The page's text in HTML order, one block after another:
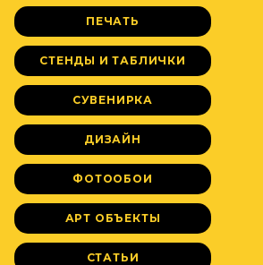
ПЕЧАТЬ
СТЕНДЫ И ТАБЛИЧКИ
СУВЕНИРКА
ДИЗАЙН
ФОТООБОИ
АРТ ОБЪЕКТЫ
СТАТЬИ